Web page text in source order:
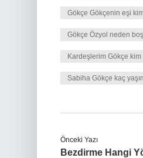
Gökçe Gökçenin eşi
Gökçe Özyol neden
Kardeşlerim Gökçe kim
Sabiha Gökçe kaç
Önceki Yazı
Bezdirme Hangi